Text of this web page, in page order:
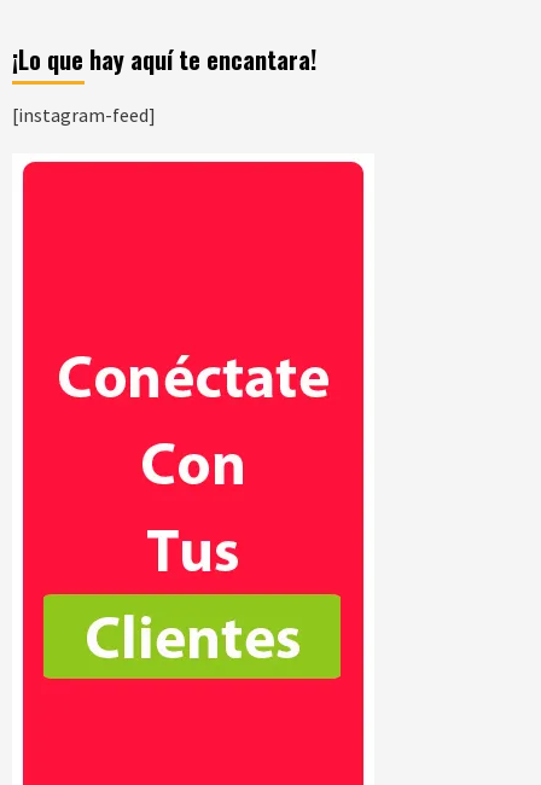
¡Lo que hay aquí te encantara!
[instagram-feed]